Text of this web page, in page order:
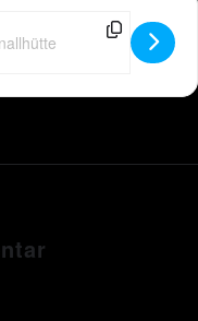
- Peter Wackel LIVE in
Address - Peter